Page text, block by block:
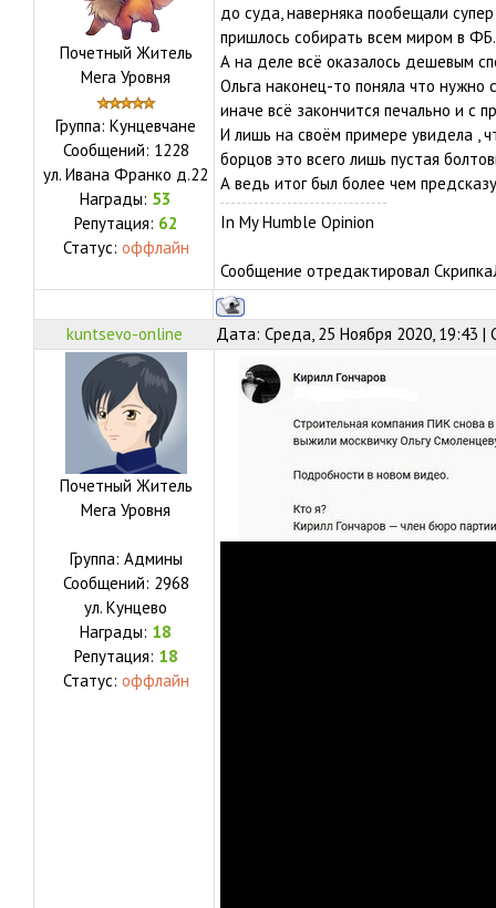
Почетный Житель
Мега Уровня
Группа: Кунцевчане
Сообщений: 1228
ул. Ивана Франко д.22
Награды: 53
Репутация: 62
Статус: оффлайн
до суда, наверняка пообещали
пришлось собирать всем миром в ФБ.
А на деле всё оказалось дешевым
Ольга наконец-то поняла что нужно
иначе всё закончится печально и с
И лишь на своём примере увидела ,
борцов это всего лишь пустая
А ведь итог был более чем
In My Humble Opinion
Сообщение отредактировал
kuntsevo-online Дата: Среда, 25 Ноября 2020, 19:43
Почетный Житель
Мега Уровня
Группа: Админы
Сообщений: 2968
ул. Кунцево
Награды: 18
Репутация: 18
Статус: оффлайн